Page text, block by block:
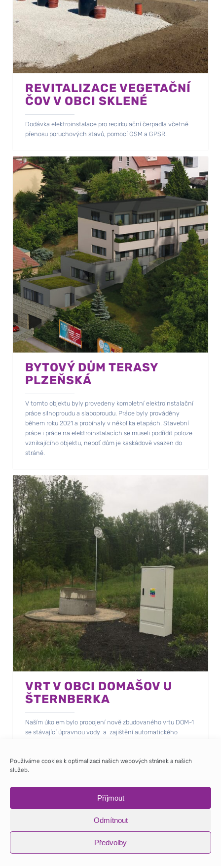
Používáme cookies k optimalizaci našich webových stránek a našich
služeb.
Příjmout
Odmítnout
Předvolby
REVITALIZACE VEGETAČNÍ
ČOV V OBCI SKLENÉ
Dodávka elektroinstalace pro recirkulační čerpadla včetně
přenosu poruchových stavů, pomocí GSM a GPSR.
BYTOVÝ DŮM TERASY
PLZEŇSKÁ
V tomto objektu byly provedeny kompletní elektroinstalační
práce silnoproudu a slaboproudu. Práce byly prováděny
během roku 2021 a probíhaly v několika etapách. Stavební
práce i práce na elektroinstalacích se museli podřídit poloze
vznikajícího objektu, neboť dům je kaskádově vsazen do
stráně.
VRT V OBCI DOMAŠOV U
ŠTERNBERKA
Naším úkolem bylo propojení nově zbudovaného vrtu DOM-1
se stávající úpravnou vody a zajištění automatického
nevyhovujícího rozvaděče úpravny vody.